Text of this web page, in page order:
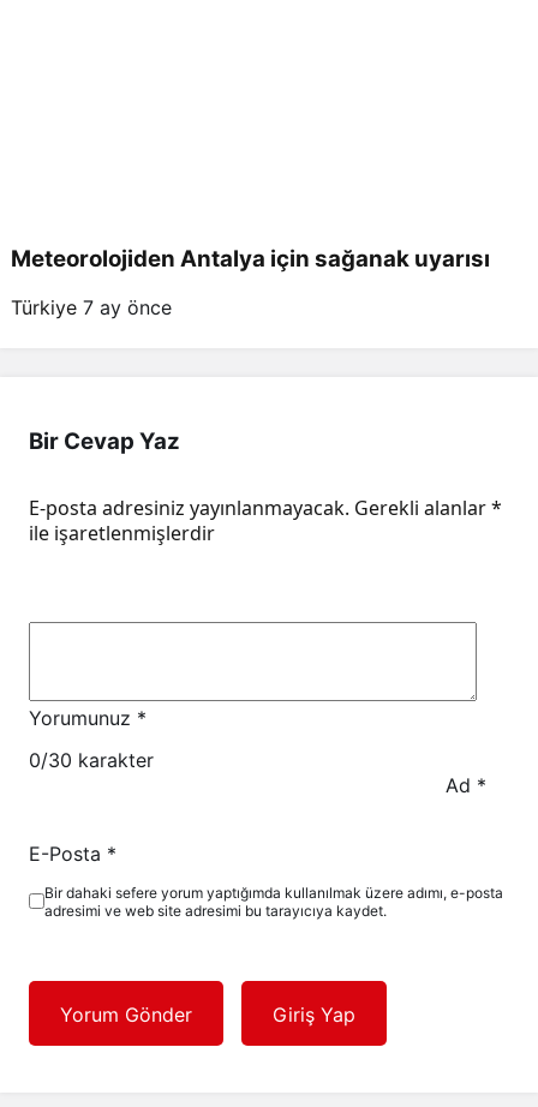
Meteorolojiden Antalya için sağanak uyarısı
Türkiye 7 ay önce
Bir Cevap Yaz
E-posta adresiniz yayınlanmayacak. Gerekli alanlar*
ile işaretlenmişlerdir
Yorumunuz *
0/30 karakter
Ad *
E-Posta *
Bir dahaki sefere yorum yaptığımda kullanılmak üzere adımı, e-posta
adresimi ve web site adresimi bu tarayıcıya kaydet.
Yorum Gönder Giriş Yap